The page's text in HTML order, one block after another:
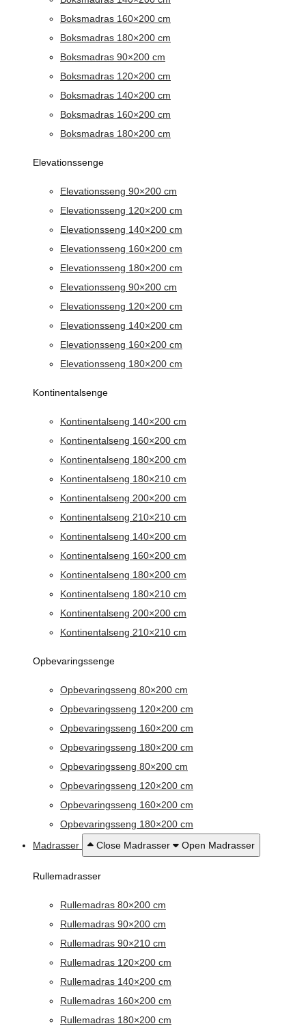
Boksmadras 160×200 cm
Boksmadras 180×200 cm
Boksmadras 90×200 cm
Boksmadras 120×200 cm
Boksmadras 140×200 cm
Boksmadras 160×200 cm
Boksmadras 180×200 cm
Elevationssenge
Elevationsseng 90×200 cm
Elevationsseng 120×200 cm
Elevationsseng 140×200 cm
Elevationsseng 160×200 cm
Elevationsseng 180×200 cm
Elevationsseng 90×200 cm
Elevationsseng 120×200 cm
Elevationsseng 140×200 cm
Elevationsseng 160×200 cm
Elevationsseng 180×200 cm
Kontinentalsenge
Kontinentalseng 140×200 cm
Kontinentalseng 160×200 cm
Kontinentalseng 180×200 cm
Kontinentalseng 180×210 cm
Kontinentalseng 200×200 cm
Kontinentalseng 210×210 cm
Kontinentalseng 140×200 cm
Kontinentalseng 160×200 cm
Kontinentalseng 180×200 cm
Kontinentalseng 180×210 cm
Kontinentalseng 200×200 cm
Kontinentalseng 210×210 cm
Opbevaringssenge
Opbevaringsseng 80×200 cm
Opbevaringsseng 120×200 cm
Opbevaringsseng 160×200 cm
Opbevaringsseng 180×200 cm
Opbevaringsseng 80×200 cm
Opbevaringsseng 120×200 cm
Opbevaringsseng 160×200 cm
Opbevaringsseng 180×200 cm
Madrasser
Close Madrasser Open Madrasser
Rullemadrasser
Rullemadras 80×200 cm
Rullemadras 90×200 cm
Rullemadras 90×210 cm
Rullemadras 120×200 cm
Rullemadras 140×200 cm
Rullemadras 160×200 cm
Rullemadras 180×200 cm